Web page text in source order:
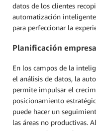
datos de los clientes
automatización
para perfeccionar la
Planificación
En los campos de la
el análisis de datos, la
permite impulsar el
posicionamiento
puede hacer un
las áreas no productivas.